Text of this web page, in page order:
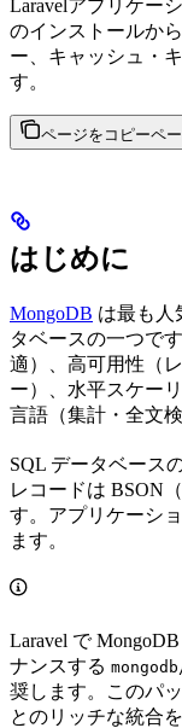
Laravelアプリケー
のインストールか
ー、キャッシュ・
す。
ページをコピーペ
はじめに
MongoDB は最も人
タベースの一つで
適）、高可用性（
ー）、水平スケー
言語（集計・全文
SQL データベース
レコードは BSON
す。アプリケーシ
ます。
Laravel で
ナンスする
奨します。このパ
とのリッチな統合